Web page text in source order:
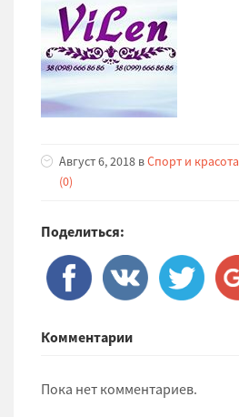
Август 6, 2018 вСпорт и красота
(0)
Поделиться:
Комментарии
Пока нет комментариев.